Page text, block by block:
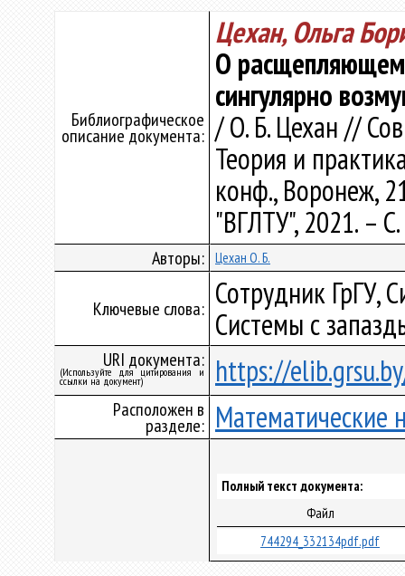
Библиографическое
описание документа:
Цехан, Ольга
О расщепляющем
сингулярно
/ О. Б. Цехан //
Теория и
конф., Воронеж,
"ВГЛТУ", 2021. –
Авторы: Цехан О. Б.
Ключевые слова: Сотрудник ГрГУ,
Системы с
URI документа:
(Используйте для цитирования и
ссылки на документ) https://
Расположен в
разделе: Математические
Полный текст документа:
Файл
744294_332134pdf.pdf